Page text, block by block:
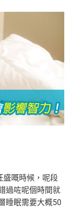
盛嘅時候，呢段
過咗呢個時間就
睡眠需要大概50